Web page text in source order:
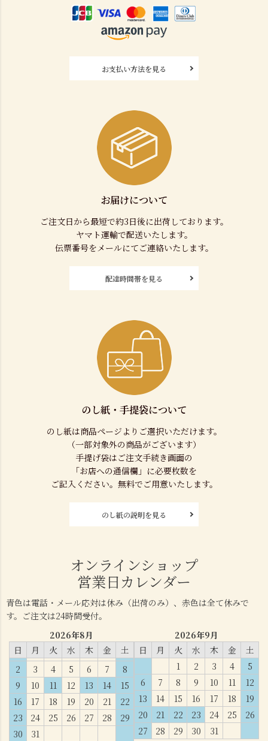
お支払い方法を見る
お届けについて
ご注文日から最短で約3日後に出荷しております。
ヤマト運輸で配送いたします。
伝票番号をメールにてご連絡いたします。
配達時間帯を見る
のし紙・手提袋について
のし紙は商品ページよりご選択いただけます。
（一部対象外の商品がございます）
手提げ袋はご注文手続き画面の
「お店への通信欄」に必要枚数を
ご記入ください。無料でご用意いたします。
のし紙の説明を見る
オンラインショップ
営業日カレンダー
青色は電話・メール応対は休み（出荷のみ）、赤色は全て休みで
す。ご注文は24時間受付。
2026年8月
日
月 火 水 木 金
土
2
3 4 5 6 7
8
9
10 11 12 13 14
15
16
17 18 19 20 21
22
23
24 25 26 27 28
29
30
31
2026年9月
日
月 火 水 木 金
土
1
2 3 4
5
6
7 8 9 10 11
12
13
14 15 16 17 18
19
20
21 22 23 24 25
26
27
28 29 30 31